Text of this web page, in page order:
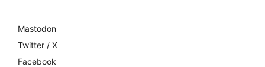
Mastodon
Twitter / X
Facebook